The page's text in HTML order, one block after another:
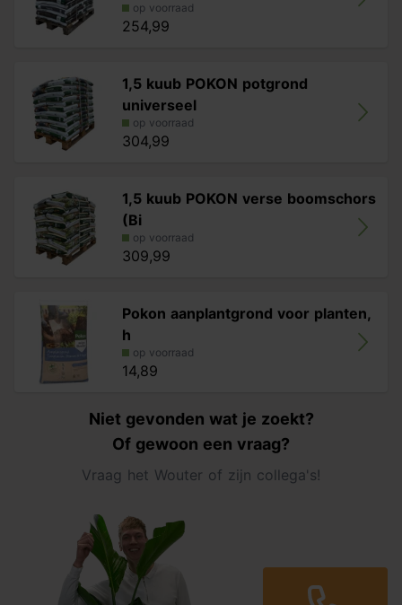
op voorraad
254,99
1,5 kuub POKON potgrond
universeel
op voorraad
304,99
1,5 kuub POKON verse boomschors
(Bi
op voorraad
309,99
Pokon aanplantgrond voor planten,
h
op voorraad
14,89
Niet gevonden wat je zoekt?
Of gewoon een vraag?
Vraag het Wouter of zijn collega's!